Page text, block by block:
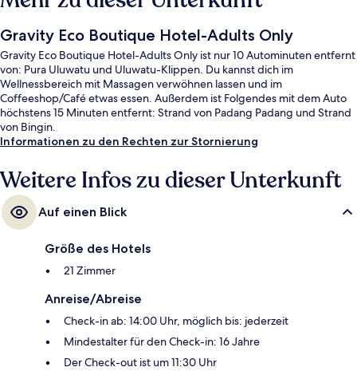
Gravity Eco Boutique Hotel-Adults Only
Gravity Eco Boutique Hotel-Adults Only ist nur 10 Autominuten entfernt
von: Pura Uluwatu und Uluwatu-Klippen. Du kannst dich im
Wellnessbereich mit Massagen verwöhnen lassen und im
Coffeeshop/Café etwas essen. Außerdem ist Folgendes mit dem Auto
höchstens 15 Minuten entfernt: Strand von Padang Padang und Strand
von Bingin.
Informationen zu den Rechten zur Stornierung
Weitere Infos zu dieser Unterkunft
Auf einen Blick
Größe des Hotels
21 Zimmer
Anreise/Abreise
Check-in ab: 14:00 Uhr, möglich bis: jederzeit
Mindestalter für den Check-in: 16 Jahre
Der Check-out ist um 11:30 Uhr